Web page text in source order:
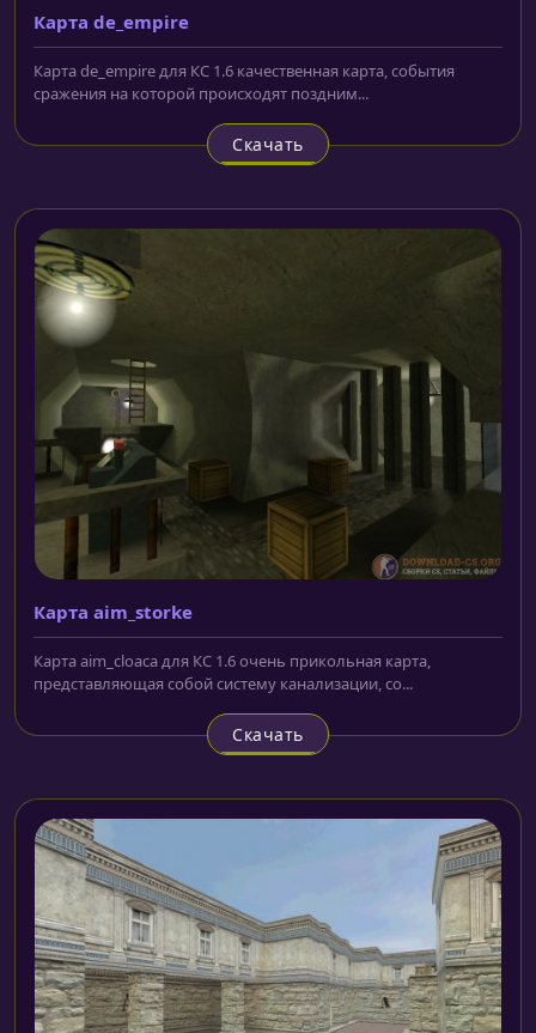
Карта de_empire
Карта de_empire для КС 1.6 качественная карта, события
сражения на которой происходят поздним...
Скачать
Карта aim_storke
Карта aim_cloaca для КС 1.6 очень прикольная карта,
представляющая собой систему канализации, со...
Скачать